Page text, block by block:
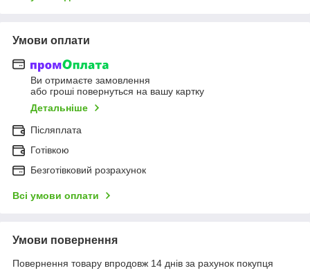
Умови оплати
Ви отримаєте замовлення
або гроші повернуться на вашу картку
Детальніше
Післяплата
Готівкою
Безготівковий розрахунок
Всі умови оплати
Умови повернення
Повернення товару впродовж 14 днів за рахунок покупця